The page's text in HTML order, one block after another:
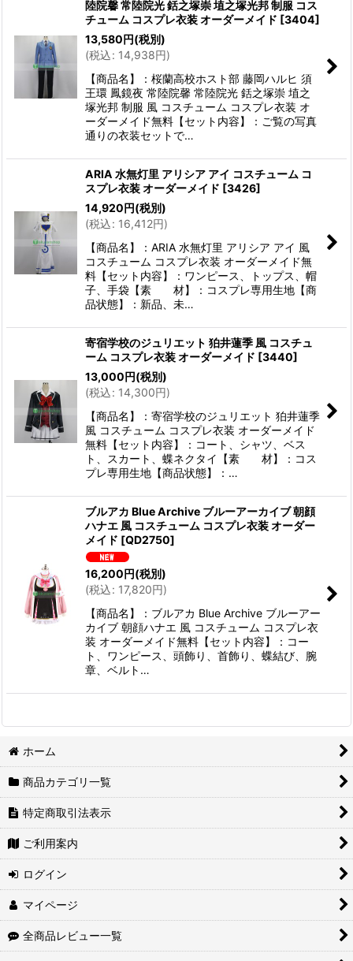
陸院馨 常陸院光 銛之塚崇 埴之塚光邦 制服 コス
チューム コスプレ衣装 オーダーメイド [3404]
13,580円(税別)
(税込: 14,938円)
【商品名】：桜蘭高校ホスト部 藤岡ハルヒ 須
王環 鳳鏡夜 常陸院馨 常陸院光 銛之塚崇 埴之
塚光邦 制服 風 コスチューム コスプレ衣装 オ
ーダーメイド無料【セット内容】：ご覧の写真
通りの衣装セットで…
ARIA 水無灯里 アリシア アイ コスチューム コ
スプレ衣装 オーダーメイド [3426]
14,920円(税別)
(税込: 16,412円)
【商品名】：ARIA 水無灯里 アリシア アイ 風
コスチューム コスプレ衣装 オーダーメイド無
料【セット内容】：ワンピース、トップス、帽
子、手袋【素 材】：コスプレ専用生地【商
品状態】：新品、未…
寄宿学校のジュリエット 狛井蓮季 風 コスチュ
ーム コスプレ衣装 オーダーメイド [3440]
13,000円(税別)
(税込: 14,300円)
【商品名】：寄宿学校のジュリエット 狛井蓮季
風 コスチューム コスプレ衣装 オーダーメイド
無料【セット内容】：コート、シャツ、ベス
ト、スカート、蝶ネクタイ【素 材】：コス
プレ専用生地【商品状態】：…
ブルアカ Blue Archive ブルーアーカイブ 朝顔
ハナエ 風 コスチューム コスプレ衣装 オーダー
メイド [QD2750]
16,200円(税別)
(税込: 17,820円)
【商品名】：ブルアカ Blue Archive ブルーアー
カイブ 朝顔ハナエ 風 コスチューム コスプレ衣
装 オーダーメイド無料【セット内容】：コー
ト、ワンピース、頭飾り、首飾り、蝶結び、腕
章、ベルト…
ホーム
商品カテゴリ一覧
特定商取引法表示
ご利用案内
ログイン
マイページ
全商品レビュー一覧